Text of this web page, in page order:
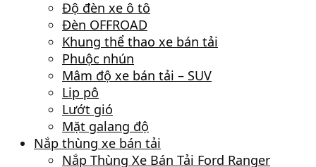
Độ đèn xe ô tô
Đèn OFFROAD
Khung thể thao xe bán tải
Phuộc nhún
Mâm độ xe bán tải – SUV
Lip pô
Lướt gió
Mặt galang độ
Nắp thùng xe bán tải
Nắp Thùng Xe Bán Tải Ford Ranger